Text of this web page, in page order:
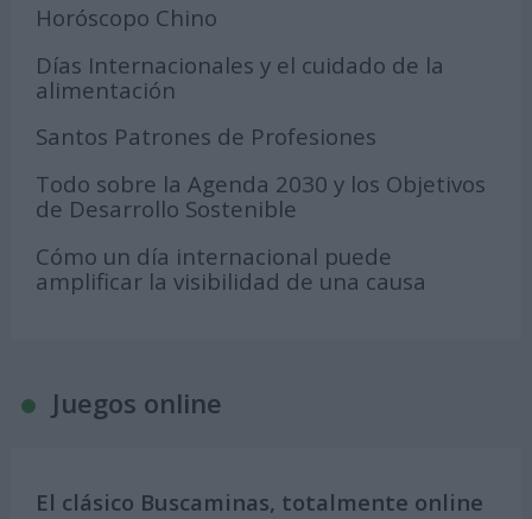
Horóscopo Chino
Días Internacionales y el cuidado de la
alimentación
Santos Patrones de Profesiones
Todo sobre la Agenda 2030 y los Objetivos
de Desarrollo Sostenible
Cómo un día internacional puede
amplificar la visibilidad de una causa
Juegos online
El clásico Buscaminas, totalmente online